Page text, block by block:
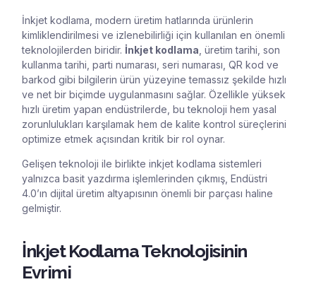
İnkjet kodlama, modern üretim hatlarında ürünlerin
kimliklendirilmesi ve izlenebilirliği için kullanılan en önemli
teknolojilerden biridir. İnkjet kodlama , üretim tarihi, son
kullanma tarihi, parti numarası, seri numarası, QR kod ve
barkod gibi bilgilerin ürün yüzeyine temassız şekilde hızlı
ve net bir biçimde uygulanmasını sağlar. Özellikle yüksek
hızlı üretim yapan endüstrilerde, bu teknoloji hem yasal
zorunlulukları karşılamak hem de kalite kontrol süreçlerini
optimize etmek açısından kritik bir rol oynar.
Gelişen teknoloji ile birlikte inkjet kodlama sistemleri
yalnızca basit yazdırma işlemlerinden çıkmış, Endüstri
4.0’ın dijital üretim altyapısının önemli bir parçası haline
gelmiştir.
İnkjet Kodlama Teknolojisinin
Evrimi